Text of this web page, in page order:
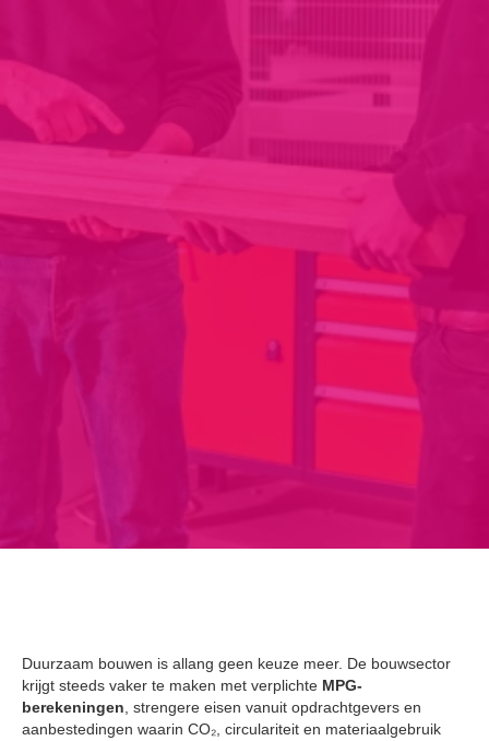
Duurzaam bouwen is allang geen keuze meer. De bouwsector
krijgt steeds vaker te maken met verplichte MPG-
berekeningen , strengere eisen vanuit opdrachtgevers en
aanbestedingen waarin CO₂, circulariteit en materiaalgebruik